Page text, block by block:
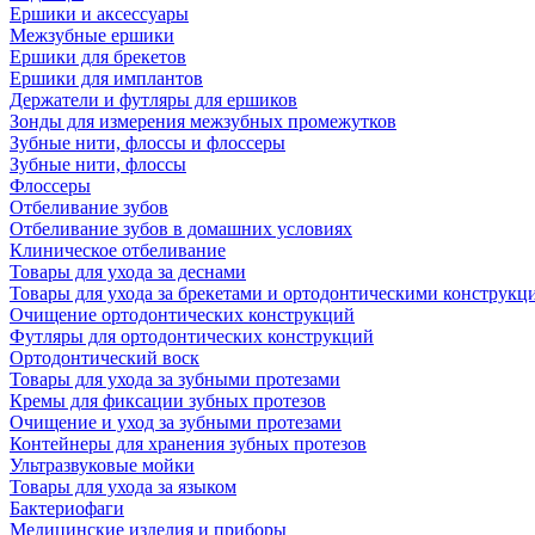
Ершики и аксессуары
Межзубные ершики
Ершики для брекетов
Ершики для имплантов
Держатели и футляры для ершиков
Зонды для измерения межзубных промежутков
Зубные нити, флоссы и флоссеры
Зубные нити, флоссы
Флоссеры
Отбеливание зубов
Отбеливание зубов в домашних условиях
Клиническое отбеливание
Товары для ухода за деснами
Товары для ухода за брекетами и ортодонтическими
Очищение ортодонтических конструкций
Футляры для ортодонтических конструкций
Ортодонтический воск
Товары для ухода за зубными протезами
Кремы для фиксации зубных протезов
Очищение и уход за зубными протезами
Контейнеры для хранения зубных протезов
Ультразвуковые мойки
Товары для ухода за языком
Бактериофаги
Медицинские изделия и приборы